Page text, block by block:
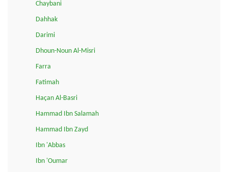
Chaybani
Dahhak
Darimi
Dhoun-Noun Al-Misri
Farra
Fatimah
Haçan Al-Basri
Hammad Ibn Salamah
Hammad Ibn Zayd
Ibn 'Abbas
Ibn 'Oumar